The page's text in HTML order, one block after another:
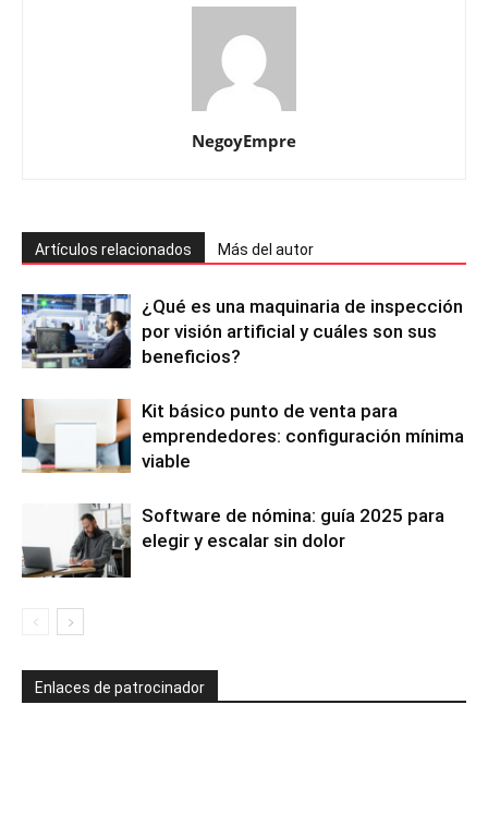
NegoyEmpre
Artículos relacionados Más del autor
¿Qué es una maquinaria de inspección
por visión artificial y cuáles son sus
beneficios?
Kit básico punto de venta para
emprendedores: configuración mínima
viable
Software de nómina: guía 2025 para
elegir y escalar sin dolor
Enlaces de patrocinador